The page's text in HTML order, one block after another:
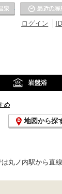
ログイン
お気に入りの温
岩盤浴
め
地図から探
丸ノ内駅から直